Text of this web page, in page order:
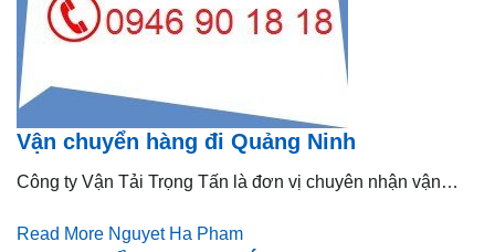
Vận chuyển hàng đi Quảng Ninh
Công ty Vận Tải Trọng Tấn là đơn vị chuyên nhận vận…
Read More Nguyet Ha Pham